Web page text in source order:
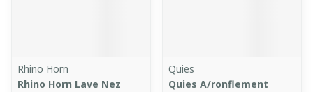
Rhino Horn
Rhino Horn Lave Nez
Quies
Quies A/ronflement